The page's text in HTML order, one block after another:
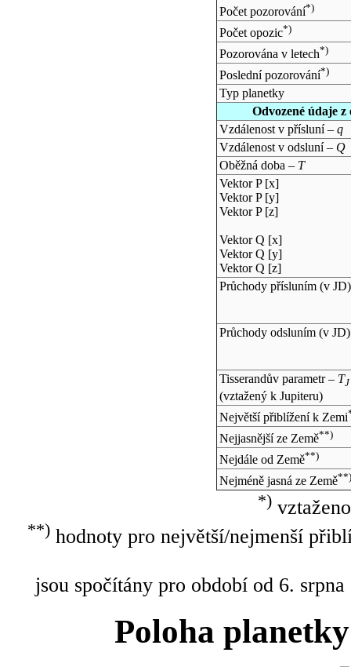
Počet pozorování*)
Počet opozic*)
Pozorována v letech*)
Poslední pozorování*)
Typ planetky
Odvozené údaje
Vzdálenost v přísluní – q
Vzdálenost v odsluní – Q
Oběžná doba – T
Vektor P [x]
Vektor P [y]
Vektor P [z]
Vektor Q [x]
Vektor Q [y]
Vektor Q [z]
Průchody přísluním (v JD)
Průchody odsluním (v JD)
Tisserandův parametr – TJ
(vztažený k Jupiteru)
Největší přiblížení k Zemi
Nejjasnější ze Země**)
Nejdále od Země**)
Nejméně jasná ze Země**)
*)
**)hodnoty pro největší/nejmenší
jsou spočítány pro období od 6.
Poloha